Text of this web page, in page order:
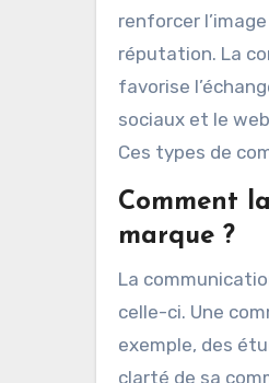
renforcer
réputation. La
favorise
sociaux et le
Ces types de
Comment
marque ?
La
celle-ci. Une
exemple, des
clarté de sa